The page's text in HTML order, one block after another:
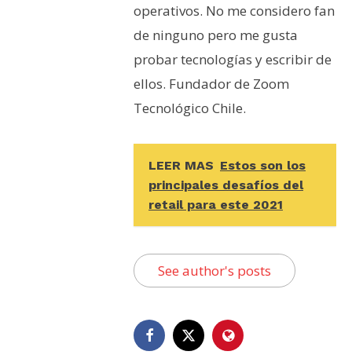
operativos. No me considero fan
de ninguno pero me gusta
probar tecnologías y escribir de
ellos. Fundador de Zoom
Tecnológico Chile.
LEER MAS Estos son los
principales desafíos del
retail para este 2021
See author's posts